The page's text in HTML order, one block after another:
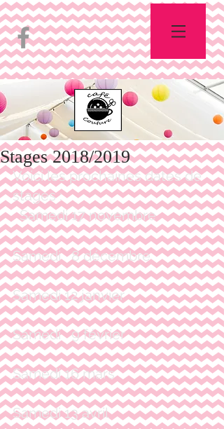
Stages 2018/2019
Voici les prochaines dates de
stages :
  Samedi 17 novembre
Samedi   8 décembre
Samedi 12 janvier
Samedi   9 février
Samedi 16 mars
Samedi 13 avril